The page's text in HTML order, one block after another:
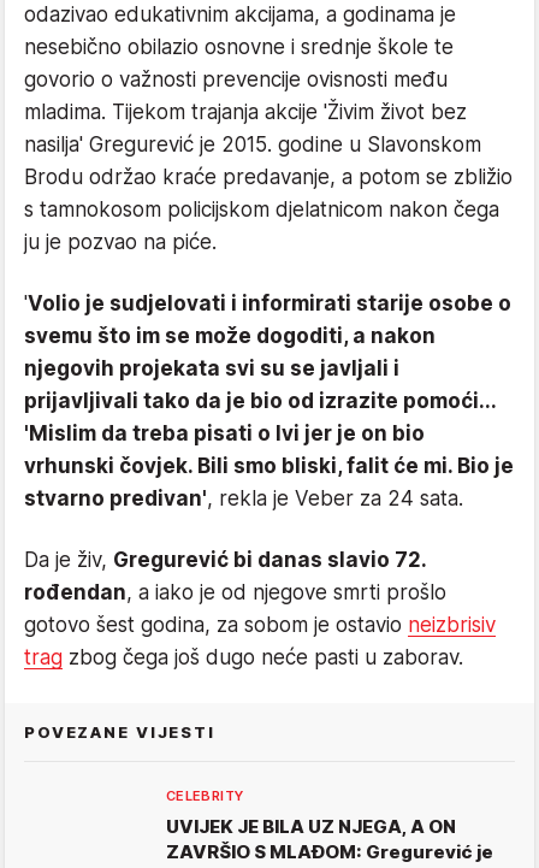
odazivao edukativnim akcijama, a godinama je
nesebično obilazio osnovne i srednje škole te
govorio o važnosti prevencije ovisnosti među
mladima. Tijekom trajanja akcije 'Živim život bez
nasilja' Gregurević je 2015. godine u Slavonskom
Brodu održao kraće predavanje, a potom se zbližio
s tamnokosom policijskom djelatnicom nakon čega
ju je pozvao na piće.
'Volio je sudjelovati i informirati starije osobe o
svemu što im se može dogoditi, a nakon
njegovih projekata svi su se javljali i
prijavljivali tako da je bio od izrazite pomoći...
'Mislim da treba pisati o Ivi jer je on bio
vrhunski čovjek. Bili smo bliski, falit će mi. Bio je
stvarno predivan', rekla je Veber za 24 sata.
Da je živ, Gregurević bi danas slavio 72.
rođendan, a iako je od njegove smrti prošlo
gotovo šest godina, za sobom je ostavio neizbrisiv
trag zbog čega još dugo neće pasti u zaborav.
POVEZANE VIJESTI
CELEBRITY
UVIJEK JE BILA UZ NJEGA, A ON
ZAVRŠIO S MLAĐOM: Gregurević je